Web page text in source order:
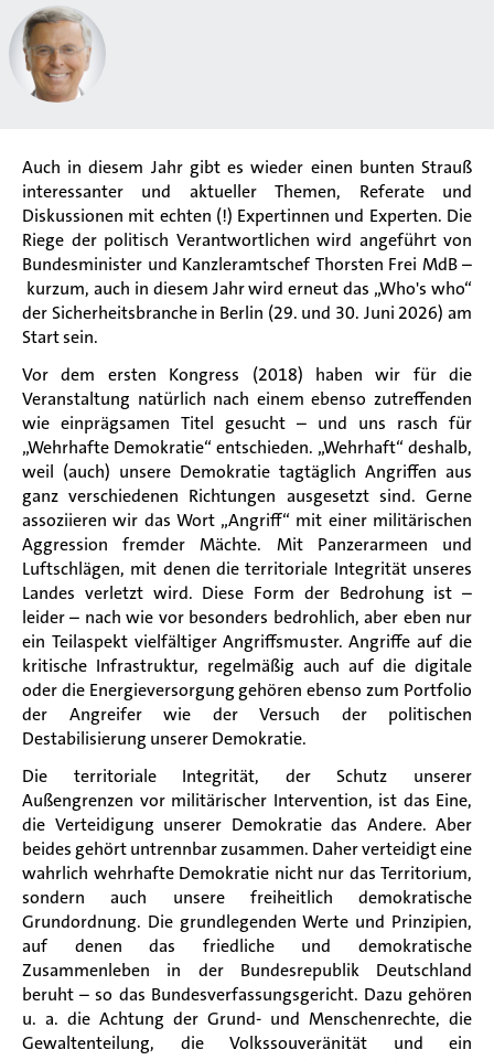
Auch in diesem Jahr gibt es wieder einen bunten Strauß
interessanter und aktueller Themen, Referate und
Diskussionen mit echten (!) Expertinnen und Experten. Die
Riege der politisch Verantwortlichen wird angeführt von
Bundesminister und Kanzleramtschef Thorsten Frei MdB –
kurzum, auch in diesem Jahr wird erneut das „Who's who“
der Sicherheitsbranche in Berlin (29. und 30. Juni 2026) am
Start sein.
Vor dem ersten Kongress (2018) haben wir für die
Veranstaltung natürlich nach einem ebenso zutreffenden
wie einprägsamen Titel gesucht – und uns rasch für
„Wehrhafte Demokratie“ entschieden. „Wehrhaft“ deshalb,
weil (auch) unsere Demokratie tagtäglich Angriffen aus
ganz verschiedenen Richtungen ausgesetzt sind. Gerne
assoziieren wir das Wort „Angriff“ mit einer militärischen
Aggression fremder Mächte. Mit Panzerarmeen und
Luftschlägen, mit denen die territoriale Integrität unseres
Landes verletzt wird. Diese Form der Bedrohung ist –
leider – nach wie vor besonders bedrohlich, aber eben nur
ein Teilaspekt vielfältiger Angriffsmuster. Angriffe auf die
kritische Infrastruktur, regelmäßig auch auf die digitale
oder die Energieversorgung gehören ebenso zum Portfolio
der Angreifer wie der Versuch der politischen
Destabilisierung unserer Demokratie.
Die territoriale Integrität, der Schutz unserer
Außengrenzen vor militärischer Intervention, ist das Eine,
die Verteidigung unserer Demokratie das Andere. Aber
beides gehört untrennbar zusammen. Daher verteidigt eine
wahrlich wehrhafte Demokratie nicht nur das Territorium,
sondern auch unsere freiheitlich demokratische
Grundordnung. Die grundlegenden Werte und Prinzipien,
auf denen das friedliche und demokratische
Zusammenleben in der Bundesrepublik Deutschland
beruht – so das Bundesverfassungsgericht. Dazu gehören
u. a. die Achtung der Grund- und Menschenrechte, die
Gewaltenteilung, die Volkssouveränität und ein